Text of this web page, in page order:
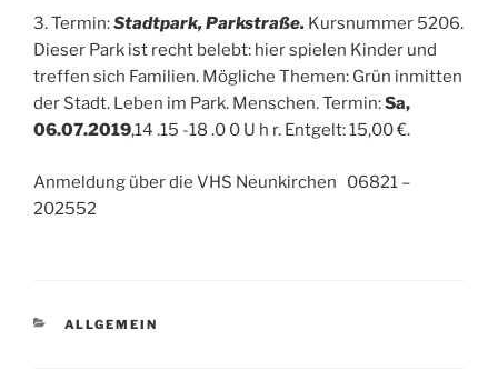
3. Termin:Stadtpark, Parkstraße. Kursnummer 5206.
Dieser Park ist recht belebt: hier spielen Kinder und
treffen sich Familien. Mögliche Themen: Grün inmitten
der Stadt. Leben im Park. Menschen. Termin:Sa,
06.07.2019,14 .15 -18 .0 0 U h r. Entgelt: 15,00 €.
Anmeldung über die VHS Neunkirchen 06821 –
202552
KATEGORIEN
ALLGEMEIN